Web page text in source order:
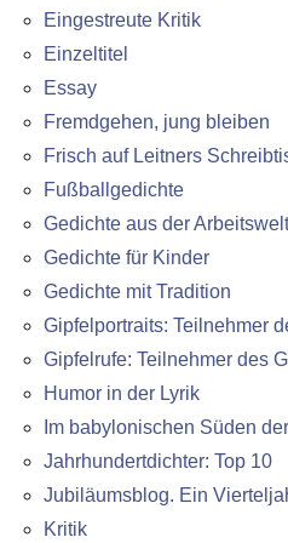
Eingestreute Kritik
Einzeltitel
Essay
Fremdgehen, jung bleiben
Frisch auf Leitners
Fußballgedichte
Gedichte aus der Arbeitswelt
Gedichte für Kinder
Gedichte mit Tradition
Gipfelportraits: Teilnehmer
Gipfelrufe: Teilnehmer des
Humor in der Lyrik
Im babylonischen Süden
Jahrhundertdichter: Top 10
Jubiläumsblog. Ein
Kritik